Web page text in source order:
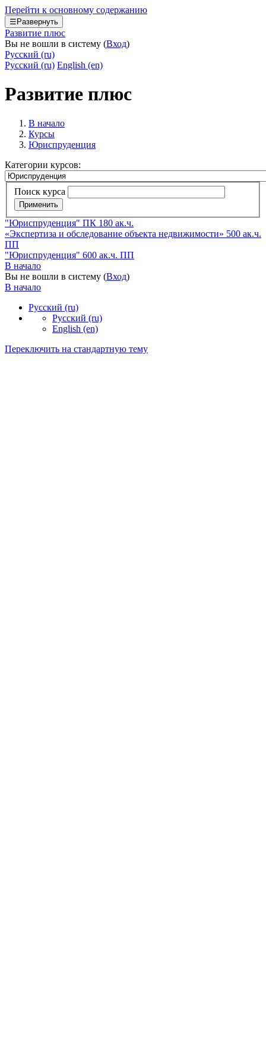
Перейти к основному содержанию
☰ Развернуть
Развитие плюс
Вы не вошли в систему (Вход)
Русский ‎(ru)‎
Русский ‎(ru)‎ English ‎(en)‎
Развитие плюс
В начало
Курсы
Юриспруденция
Категории курсов:
Поиск курса
Применить
"Юриспруденция" ПК 180 ак.ч.
«Экспертиза и обследование объекта недвижимости» 500 ак.ч.
ПП
"Юриспруденция" 600 ак.ч. ПП
В начало
Вы не вошли в систему (Вход)
В начало
Русский ‎(ru)‎
Русский ‎(ru)‎
English ‎(en)‎
Переключить на стандартную тему